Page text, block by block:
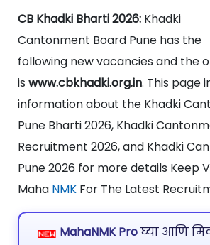
CB Khadki Bharti 2026: Khadki
Cantonment Board Pune has the
following new vacancies and the
is www.cbkhadki.org.in. This page
information about the Khadki
Pune Bharti 2026, Khadki
Recruitment 2026, and Khadki
Pune 2026 for more details Keep
Maha NMK For The Latest
MahaNMK Proघ्या आणि